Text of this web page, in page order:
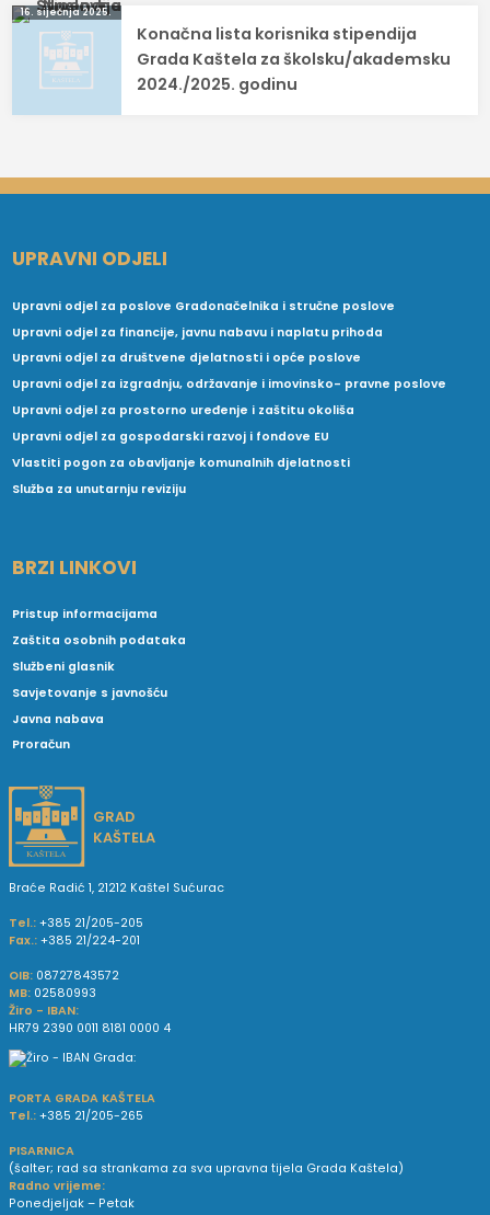
16. siječnja 2025.
Konačna lista korisnika stipendija
Grada Kaštela za školsku/akademsku
2024./2025. godinu
UPRAVNI ODJELI
Upravni odjel za poslove Gradonačelnika i stručne poslove
Upravni odjel za financije, javnu nabavu i naplatu prihoda
Upravni odjel za društvene djelatnosti i opće poslove
Upravni odjel za izgradnju, održavanje i imovinsko- pravne poslove
Upravni odjel za prostorno uređenje i zaštitu okoliša
Upravni odjel za gospodarski razvoj i fondove EU
Vlastiti pogon za obavljanje komunalnih djelatnosti
Služba za unutarnju reviziju
BRZI LINKOVI
Pristup informacijama
Zaštita osobnih podataka
Službeni glasnik
Savjetovanje s javnošću
Javna nabava
Proračun
GRAD
KAŠTELA
Braće Radić 1, 21212 Kaštel Sućurac
Tel.: +385 21/205-205
Fax.: +385 21/224-201
OIB: 08727843572
MB: 02580993
Žiro - IBAN:
HR79 2390 0011 8181 0000 4
PORTA GRADA KAŠTELA
Tel.: +385 21/205-265
PISARNICA
(šalter; rad sa strankama za sva upravna tijela Grada Kaštela)
Radno vrijeme:
Ponedjeljak – Petak